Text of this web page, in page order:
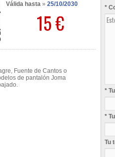
Válida hasta » 25/10/2030
15 €
Fuente de Cantos o
de pantalón Joma
*
*
*
Tu